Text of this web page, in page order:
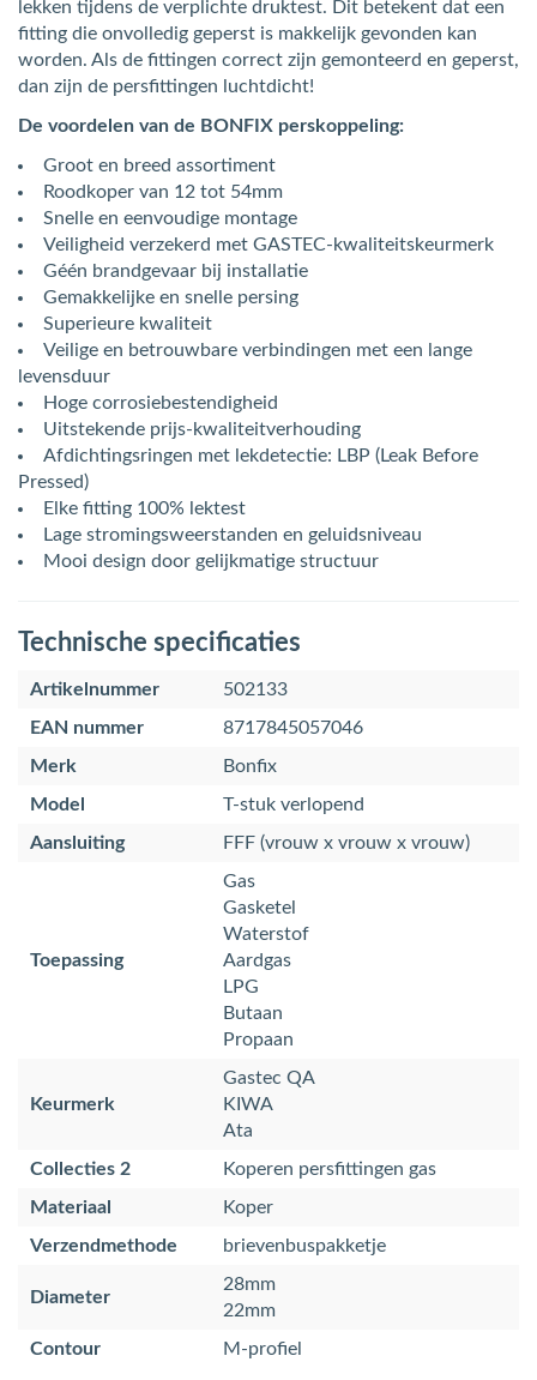
lekken tijdens de verplichte druktest. Dit betekent dat een
fitting die onvolledig geperst is makkelijk gevonden kan
worden. Als de fittingen correct zijn gemonteerd en geperst,
dan zijn de persfittingen luchtdicht!
De voordelen van de BONFIX perskoppeling:
Groot en breed assortiment
Roodkoper van 12 tot 54mm
Snelle en eenvoudige montage
Veiligheid verzekerd met GASTEC-kwaliteitskeurmerk
Géén brandgevaar bij installatie
Gemakkelijke en snelle persing
Superieure kwaliteit
Veilige en betrouwbare verbindingen met een lange
levensduur
Hoge corrosiebestendigheid
Uitstekende prijs-kwaliteitverhouding
Afdichtingsringen met lekdetectie: LBP (Leak Before
Pressed)
Elke fitting 100% lektest
Lage stromingsweerstanden en geluidsniveau
Mooi design door gelijkmatige structuur
Technische specificaties
Artikelnummer
502133
EAN nummer
8717845057046
Merk
Bonfix
Model
T-stuk verlopend
Aansluiting
FFF (vrouw x vrouw x vrouw)
Toepassing
Gas
Gasketel
Waterstof
Aardgas
LPG
Butaan
Propaan
Keurmerk
Gastec QA
KIWA
Ata
Collecties 2
Koperen persfittingen gas
Materiaal
Koper
Verzendmethode
brievenbuspakketje
Diameter
28mm
22mm
Contour
M-profiel